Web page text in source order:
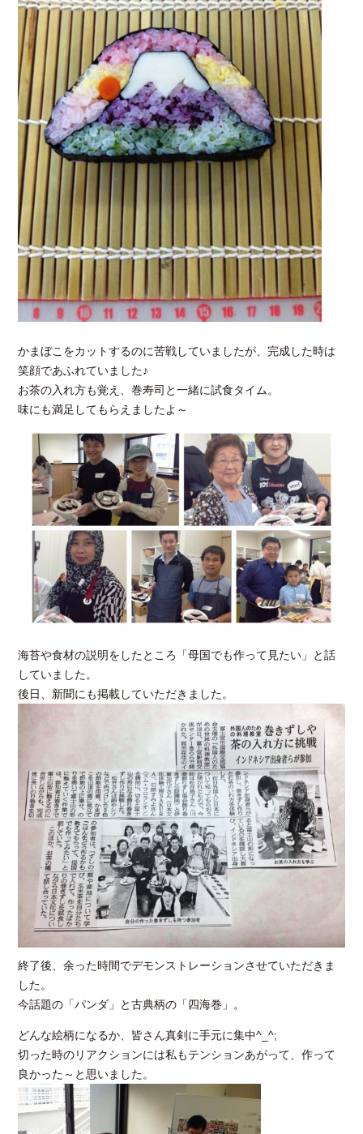
かまぼこをカットするのに苦戦していましたが、完成した時は
笑顔であふれていました♪
お茶の入れ方も覚え、巻寿司と一緒に試食タイム。
味にも満足してもらえましたよ～
海苔や食材の説明をしたところ「母国でも作って見たい」と話
していました。
後日、新聞にも掲載していただきました。
終了後、余った時間でデモンストレーションさせていただきま
した。
今話題の「パンダ」と古典柄の「四海巻」。
どんな絵柄になるか、皆さん真剣に手元に集中^_^;
切った時のリアクションには私もテンションあがって、作って
良かった～と思いました。